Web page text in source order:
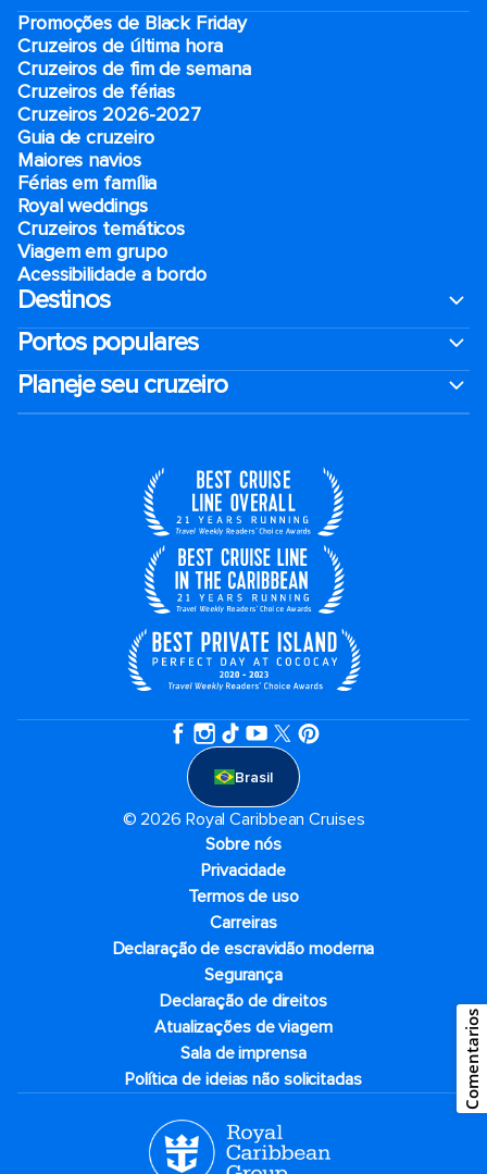
Promoções de Black Friday
Cruzeiros de última hora
Cruzeiros de fim de semana
Cruzeiros de férias
Cruzeiros 2026-2027
Guia de cruzeiro
Maiores navios
Férias em família
Royal weddings
Cruzeiros temáticos
Viagem em grupo
Acessibilidade a bordo
Destinos
Portos populares
Planeje seu cruzeiro
Brasil
© 2026 Royal Caribbean Cruises
Sobre nós
Privacidade
Termos de uso
Carreiras
Declaração de escravidão moderna
Segurança
Declaração de direitos
Atualizações de viagem
Sala de imprensa
Política de ideias não solicitadas
Comentarios